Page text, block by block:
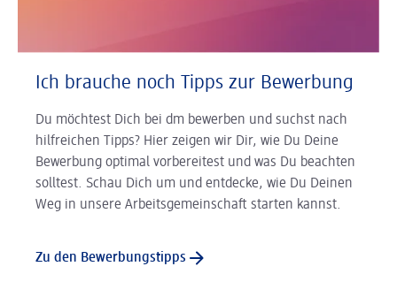
Ich brauche noch Tipps zur Bewerbung
Du möchtest Dich bei dm bewerben und suchst nach
hilfreichen Tipps? Hier zeigen wir Dir, wie Du Deine
Bewerbung optimal vorbereitest und was Du beachten
solltest. Schau Dich um und entdecke, wie Du Deinen
Weg in unsere Arbeitsgemeinschaft starten kannst.
Zu den Bewerbungstipps